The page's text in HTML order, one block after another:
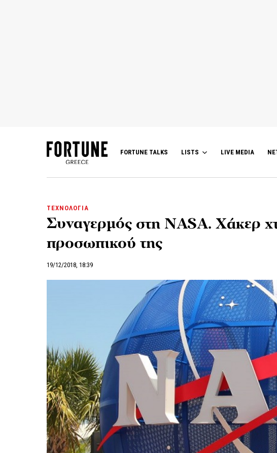
FORTUNE TALKS LISTS LIVE MEDIA
ΤΕΧΝΟΛΟΓΙΑ
Συναγερμός στη NASA. Χάκερ
προσωπικού της
19/12/2018, 18:39